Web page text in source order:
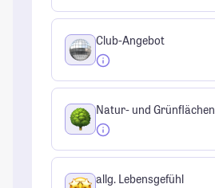
Club-Angebot
Natur- und Grünflächen
allg. Lebensgefühl